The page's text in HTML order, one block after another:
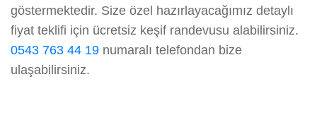
göstermektedir. Size özel hazırlayacağımız detaylı
fiyat teklifi için ücretsiz keşif randevusu alabilirsiniz.
0543 763 44 19 numaralı telefondan bize
ulaşabilirsiniz.